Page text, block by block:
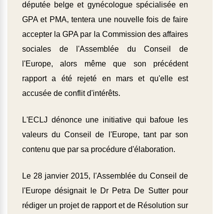
députée belge et gynécologue spécialisée en
GPA et PMA, tentera une nouvelle fois de faire
accepter la GPA par la Commission des affaires
sociales de l'Assemblée du Conseil de
l'Europe, alors même que son précédent
rapport a été rejeté en mars et qu'elle est
accusée de conflit d'intérêts.
L'ECLJ dénonce une initiative qui bafoue les
valeurs du Conseil de l'Europe, tant par son
contenu que par sa procédure d'élaboration.
Le 28 janvier 2015, l'Assemblée du Conseil de
l'Europe désignait le Dr Petra De Sutter pour
rédiger un projet de rapport et de Résolution sur